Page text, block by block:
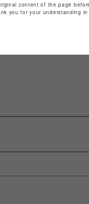
content of the page
you for your understanding in